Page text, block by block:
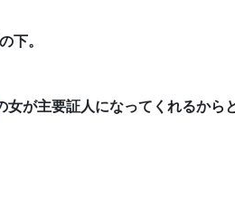
下。
女が主要証人になってくれるから